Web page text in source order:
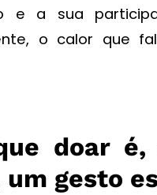
e a sua
o calor que
doar é,
um gesto